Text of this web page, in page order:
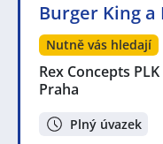
Burger King a
Nutně vás hledají
Rex Concepts
Praha
Plný úvazek